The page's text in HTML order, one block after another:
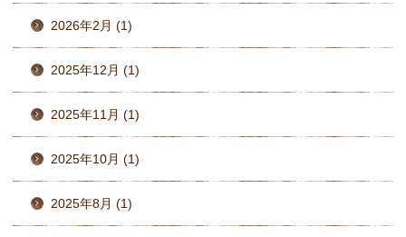
2026年2月 (1)
2025年12月 (1)
2025年11月 (1)
2025年10月 (1)
2025年8月 (1)